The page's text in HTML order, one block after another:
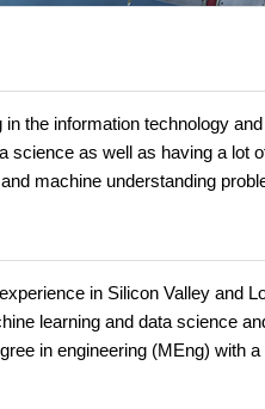
the information technology and
science as well as having a lot
machine understanding
in Silicon Valley and
learning and data science
in engineering (MEng) with a